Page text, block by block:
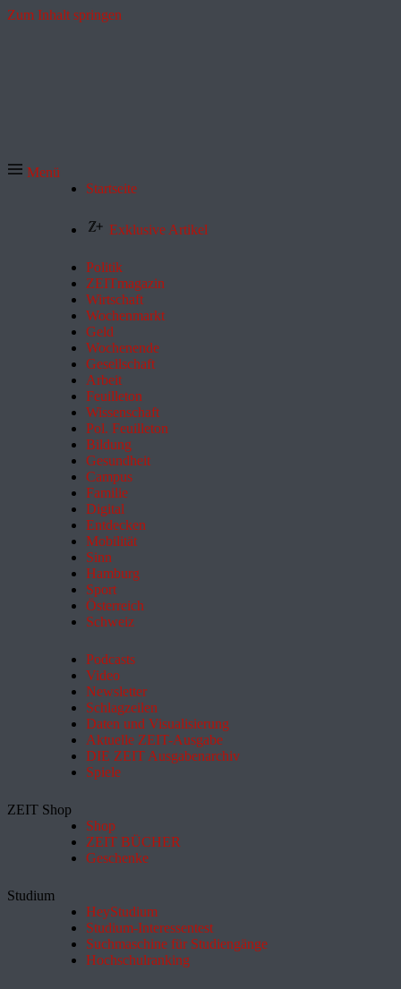
Zum Inhalt springen
Menü
Startseite
Exklusive Artikel
Politik
ZEITmagazin
Wirtschaft
Wochenmarkt
Geld
Wochenende
Gesellschaft
Arbeit
Feuilleton
Wissenschaft
Pol. Feuilleton
Bildung
Gesundheit
Campus
Familie
Digital
Entdecken
Mobilität
Sinn
Hamburg
Sport
Österreich
Schweiz
Podcasts
Video
Newsletter
Schlagzeilen
Daten und Visualisierung
Aktuelle ZEIT-Ausgabe
DIE ZEIT Ausgabenarchiv
Spiele
ZEIT Shop
Shop
ZEIT BÜCHER
Geschenke
Studium
HeyStudium
Studium-Interessentest
Suchmaschine für Studiengänge
Hochschulranking